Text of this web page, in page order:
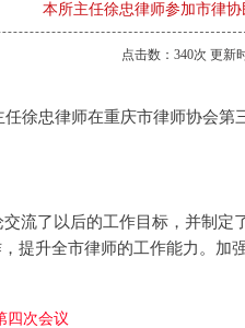
本所主任徐忠律师参加市律
点击数： 340次 更新
徐忠律师在重庆市律师协会第
提升全市律师的工作能力。加
四次会议